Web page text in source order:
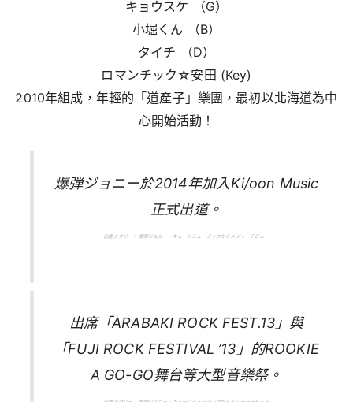
キョウスケ （G）
小堀くん （B）
タイチ （D）
ロマンチック☆安田 (Key)
2010年組成，年輕的「道產子」樂團，最初以北海道為中
心開始活動！
爆弾ジョニー於2014年加入Ki/oon Music
正式出道。
出處ナタリー – 爆弾ジョニー、キューンミュージックからメジャーデビュー
出席「ARABAKI ROCK FEST.13」與
「FUJI ROCK FESTIVAL ’13」的ROOKIE
A GO-GO舞台等大型音樂祭。